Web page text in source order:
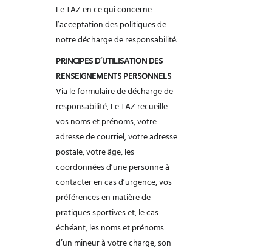
Le TAZ en ce quiconcerne
l’acceptation des politiques de
notre décharge de responsabilité.
PRINCIPES D’UTILISATION DES
RENSEIGNEMENTS PERSONNELS
Via le formulaire de décharge de
responsabilité, Le TAZ recueille
vos noms et prénoms,votre
adresse de courriel, votre adresse
postale, votre âge, les
coordonnées d’unepersonne à
contacter en cas d’urgence, vos
préférences en matière de
pratiquessportives et, le cas
échéant, les noms et prénoms
d’un mineur à votre charge, son